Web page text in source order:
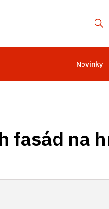
Novinky
fasád na